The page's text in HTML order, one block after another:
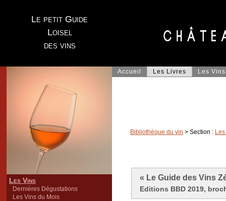
Le petit Guide
Loisel
des vins
Les Vins
Dernières Dégustations
Les Vins du Mois
Accueil Les Livres Les Vins
Bibliothèque du vin > Section :
« Le Guide des Vins
Editions BBD 2019,